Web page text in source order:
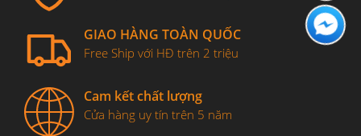
GIAO HÀNG TOÀN QUỐC
Free Ship với HĐ trên 2 triệu
Cam kết chất lượng
Cửa hàng uy tín trên 5 năm